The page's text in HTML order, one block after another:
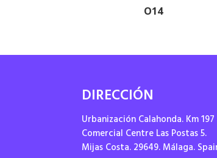
O14
DIRECCIÓN
Urbanización Calahonda. Km
Comercial Centre Las Postas 5.
Mijas Costa. 29649. Málaga.